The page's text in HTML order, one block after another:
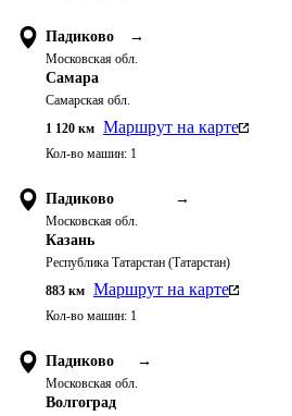
Падиково →
Московская обл.
Самара
Самарская обл.
1 120 км Маршрут на карте
Кол-во машин: 1
Падиково →
Московская обл.
Казань
Республика Татарстан (Татарстан)
883 км Маршрут на карте
Кол-во машин: 1
Падиково →
Московская обл.
Волгоград